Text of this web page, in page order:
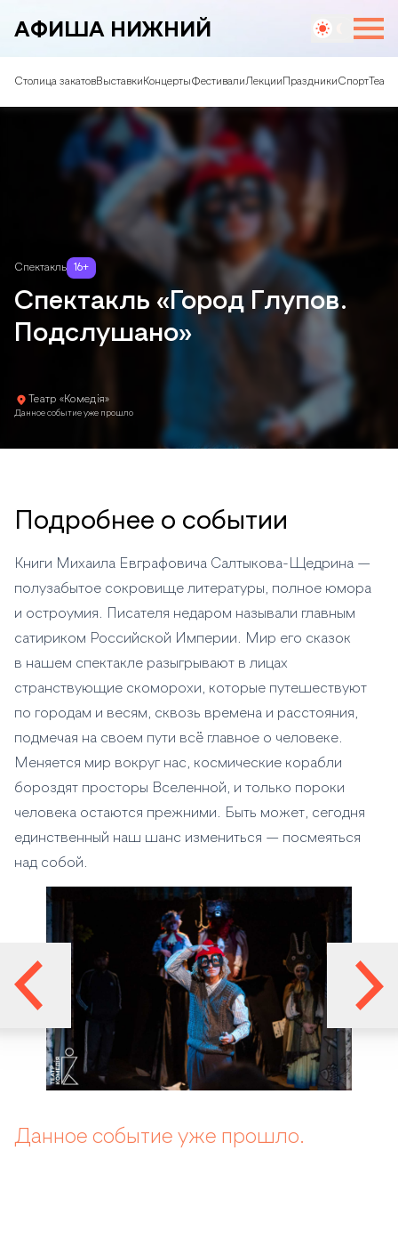
АФИША НИЖНИЙ
Столица закатовВыставкиКонцертыФестивалиЛекции ПраздникиСпорт
Спектакль 16+
Спектакль «Город Глупов.
Подслушано»
Театр «Комедiя»
Данное событие уже прошло
Подробнее о событии
Книги Михаила Евграфовича Салтыкова-Щедрина —
полузабытое сокровище литературы, полное юмора
и остроумия. Писателя недаром называли главным
сатириком Российской Империи. Мир его сказок
в нашем спектакле разыгрывают в лицах
странствующие скоморохи, которые путешествуют
по городам и весям, сквозь времена и расстояния,
подмечая на своем пути всё главное о человеке.
Меняется мир вокруг нас, космические корабли
бороздят просторы Вселенной, и только пороки
человека остаются прежними. Быть может, сегодня
единственный наш шанс измениться — посмеяться
над собой.
Данное событие уже прошло.